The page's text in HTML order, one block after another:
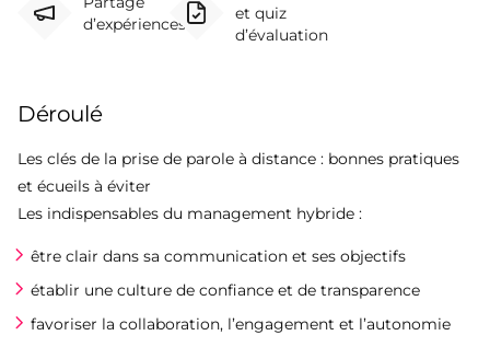
d’expériences
et quiz
d’évaluation
Déroulé
Les clés de la prise de parole à distance : bonnes pratiques
et écueils à éviter
Les indispensables du management hybride :
être clair dans sa communication et ses objectifs
établir une culture de confiance et de transparence
favoriser la collaboration, l’engagement et l’autonomie